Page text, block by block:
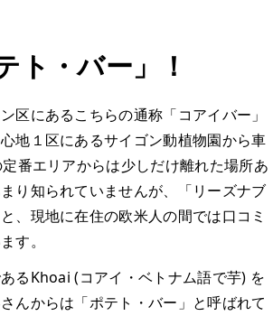
ト・バー」！
区にあるこちらの通称「コアイバー」
地１区にあるサイゴン動植物園から車
番エリアからは少しだけ離れた場所あ
り知られていませんが、「リーズナブ
、現地に在住の欧米人の間では口コミ
す。
るKhoai (コアイ・ベトナム語で芋) を
んからは「ポテト・バー」と呼ばれて